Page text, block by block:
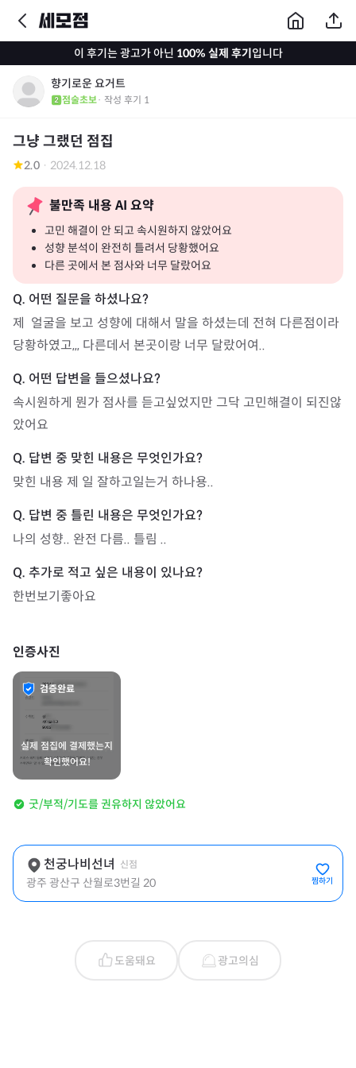
이 후기는 광고가 아닌 100% 실제 후기입니다
향기로운 요거트
점술초보· 작성 후기 1
그냥 그랬던 점집
2.0 · 2024.12.18
불만족 내용 AI 요약
고민 해결이 안 되고 속시원하지 않았어요
성향 분석이 완전히 틀려서 당황했어요
다른 곳에서 본 점사와 너무 달랐어요
제  얼굴을 보고 성향에 대해서 말을 하셨는데 전혀 다른점이라
당황하였고,,, 다른데서 본곳이랑 너무 달랐어여..
속시원하게 뭔가 점사를 듣고싶었지만 그닥 고민해결이 되진않
았어요
맞힌 내용 제 일 잘하고일는거 하나용..
나의 성향.. 완전 다름.. 틀림 ..
한번보기좋아요
인증사진
검증완료
실제 점집에 결제했는지
확인했어요!
굿/부적/기도를 권유하지 않았어요
천궁나비선녀 신점
광주 광산구 산월로3번길 20 찜하기
도움돼요 광고의심